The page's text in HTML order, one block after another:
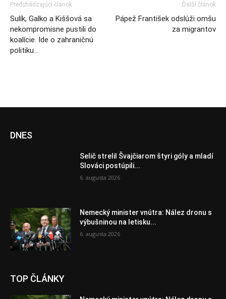
Predchádzajúci článok
Sulík, Galko a Kiššová sa
nekompromisne pustili do
koalície. Ide o zahraničnú
politiku…
Ďalší článok
Pápež František odslúži omšu
za migrantov
DNES
Selič strelil Švajčiarom štyri góly a mladí
Slováci postúpili...
6. augusta 2026
Nemecký minister vnútra: Nález dronu s
výbušninou na letisku...
6. augusta 2026
TOP ČLÁNKY